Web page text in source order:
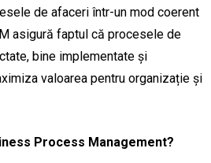
de afaceri într-un mod coerent
asigură faptul că procesele de
bine implementate și
valoarea pentru organizație și
Process Management?